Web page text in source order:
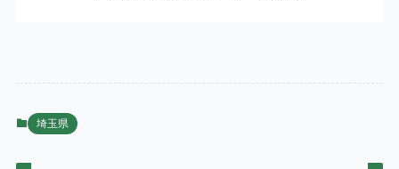
埼玉県